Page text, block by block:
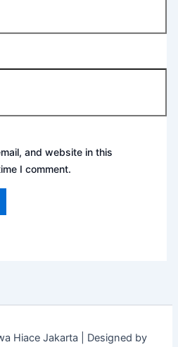
and website in this
I comment.
Hiace Jakarta | Designed by